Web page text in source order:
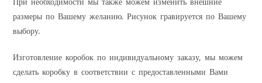
размеры по Вашему желанию. Рисунок гравируется по Вашему
выбору.
Изготовление коробок по индивидуальному заказу, мы можем
сделать коробку в соответствии с предоставленными Вами